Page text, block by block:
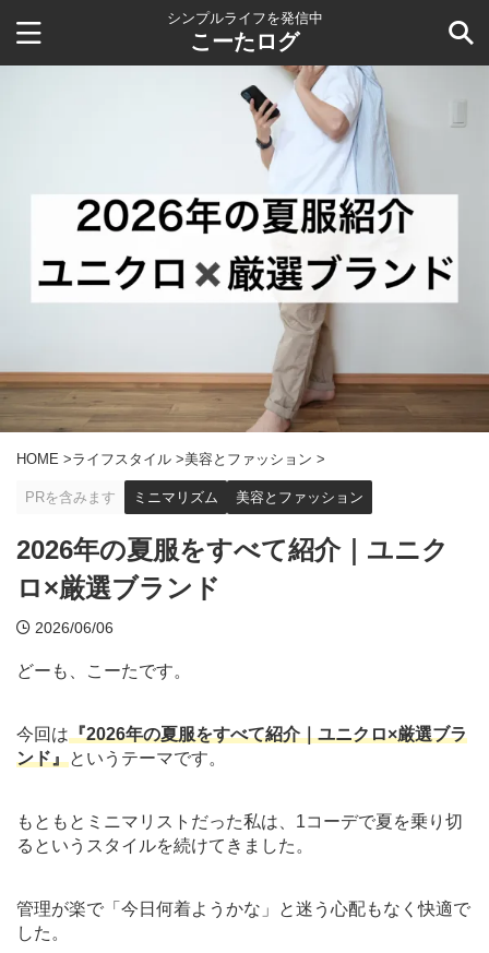
シンプルライフを発信中
こーたログ
HOME >ライフスタイル >美容とファッション >
PRを含みます ミニマリズム 美容とファッション
2026年の夏服をすべて紹介｜ユニク
ロ×厳選ブランド
2026/06/06
どーも、こーたです。
今回は『2026年の夏服をすべて紹介｜ユニクロ×厳選ブラ
ンド』というテーマです。
もともとミニマリストだった私は、1コーデで夏を乗り切
るというスタイルを続けてきました。
管理が楽で「今日何着ようかな」と迷う心配もなく快適で
した。